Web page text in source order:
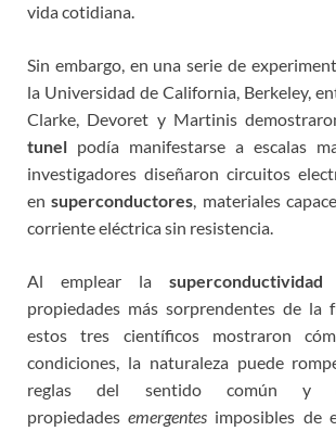
vida cotidiana.
Sin embargo, en una serie de
la Universidad de California, Berkeley,
Clarke, Devoret y Martinis
tunel podía manifestarse a escalas
investigadores diseñaron circuitos
ensuperconductores , materiales
corriente eléctrica sin resistencia.
Al emplear la superconductividad
propiedades más sorprendentes de la
estos tres científicos mostraron
condiciones, la naturaleza puede
reglas del sentido común
propiedadesemergentes imposibles de